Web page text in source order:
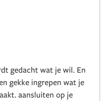
gedacht wat je wil. En
gekke ingrepen wat je
aansluiten op je